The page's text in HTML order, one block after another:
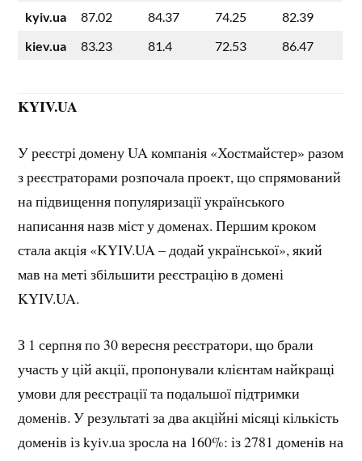
kyiv.ua
87.02 84.37 74.25
82.39
kiev.ua
83.23 81.4 72.53 86.47
KYIV.UA
У реєстрі домену UA компанія «Хостмайстер» разом
з реєстраторами розпочала проект, що спрямований
на підвищення популяризації українського
написання назв міст у доменах. Першим кроком
стала акція «KYIV.UA – додай української», який
мав на меті збільшити реєстрацію в домені
KYIV.UA.
З 1 серпня по 30 вересня реєстратори, що брали
участь у цій акції, пропонували клієнтам найкращі
умови для реєстрації та подальшої підтримки
доменів. У результаті за два акційні місяці кількість
доменів із kyiv.ua зросла на 160%: із 2781 доменів на